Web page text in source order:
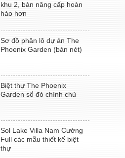
khu 2, bản nâng cấp hoàn
hảo hơn
Sơ đồ phân lô dự án The
Phoenix Garden (bản nét)
Biệt thự The Phoenix
Garden sổ đỏ chính chủ
Sol Lake Villa Nam Cường
Full các mẫu thiết kế biệt
thự